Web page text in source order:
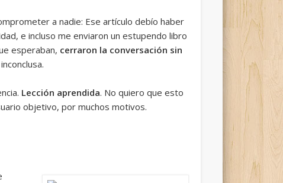
a nadie: Ese artículo debío haber
e incluso me enviaron un estupendo libro
esperaban, cerraron la conversación sin
Lección aprendida. No quiero que esto
objetivo, por muchos motivos.